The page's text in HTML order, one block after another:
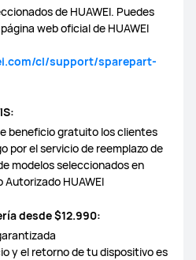
de HUAWEI. Puedes
web oficial de HUAWEI
cl/support/sparepart-
beneficio gratuito los clientes
por el servicio de reemplazo de
modelos seleccionados en
HUAWEI
desde $12.990:
y el retorno de tu dispositivo es